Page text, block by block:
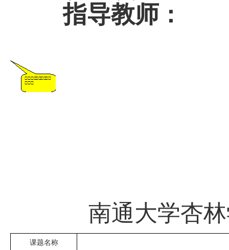
指导教师：
南通大学杏
课题名称